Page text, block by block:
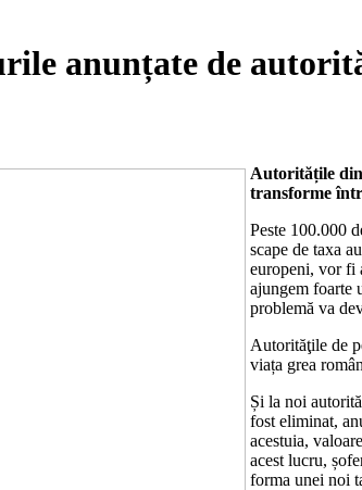
anunțate de
Autoritățile
transforme
Peste 100.000
scape de taxa
europeni, vor fi
ajungem foarte
problemă va
Autorităţile de
viața grea
Și la noi
fost eliminat,
acestuia,
acest lucru,
forma unei noi